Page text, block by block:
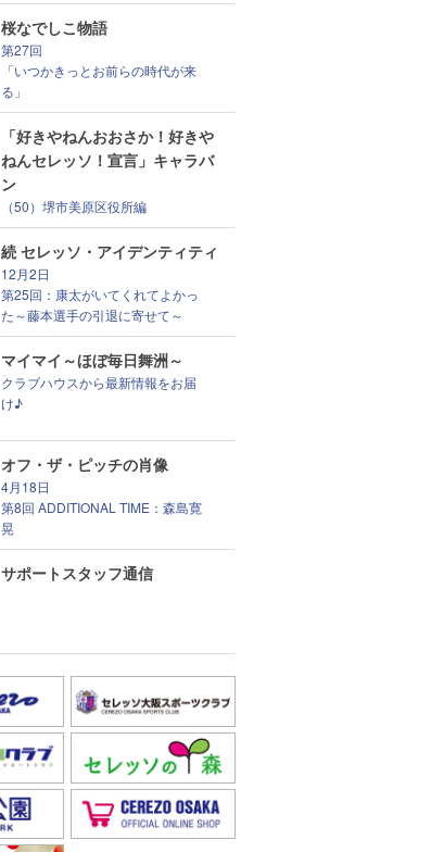
桜なでしこ物語
第27回
「いつかきっとお前らの時代が来
る」
「好きやねんおおさか！好きや
ねんセレッソ！宣言」キャラバ
ン
（50）堺市美原区役所編
続 セレッソ・アイデンティティ
12月2日
第25回：康太がいてくれてよかっ
た～藤本選手の引退に寄せて～
マイマイ～ほぼ毎日舞洲～
クラブハウスから最新情報をお届
け♪
オフ・ザ・ピッチの肖像
4月18日
第8回 ADDITIONAL TIME：森島寛
晃
サポートスタッフ通信